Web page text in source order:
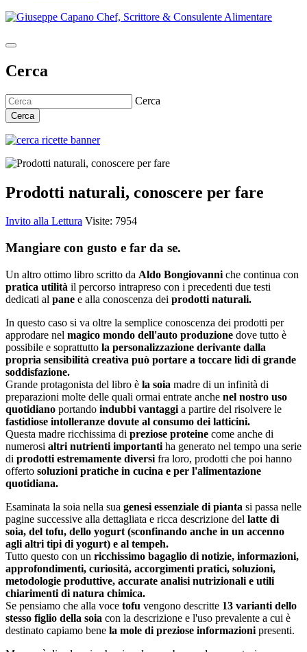
Cerca
Cerca
Cerca
Prodotti naturali, conoscere per fare
Invito alla Lettura Visite: 7954
Mangiare con gusto e far da se.
Un altro ottimo libro scritto da Aldo Bongiovanni che continua con
pratica utilità il percorso intrapreso con i precedenti due testi
dedicati al pane e alla conoscenza dei prodotti naturali.
In questo caso si va oltre la semplice conoscenza dei prodotti per
approdare nel magico mondo dell'auto produzione dove tutto è
possibile e soprattutto la personalizzazione derivante dalla
propria sensibilità creativa può portare a toccare lidi di grande
soddisfazione.
Grande protagonista del libro è la soia madre di un infinità di
preparazioni molte delle quali ormai entrate anche nel nostro uso
quotidiano portando indubbi vantaggi a partire del risolvere le
fastidiose intolleranze dovute al consumo dei latticini.
Questa madre ricchissima di preziose proteine come anche di
numerosi altri nutrienti importanti ha generato nel tempo una serie
di prodotti estremamente diversi fra loro, prodotti che poi hanno
offerto soluzioni pratiche in cucina e per l'alimentazione
quotidiana.
Esaminata la soia nella sua genesi essenziale di pianta si passa nelle
pagine successive alla dettagliata e ricca descrizione del latte di
soia, del tofu, dello yogurt (sconfinando anche in un accenno
agli altri tipi di yogurt) e al tempeh.
Tutto questo con un ricchissimo bagaglio di notizie, informazioni,
approfondimenti, curiosità, accorgimenti pratici, soluzioni,
metodologie produttive, accurate analisi nutrizionali e utili
chiarimenti di natura chimica.
Se pensiamo che alla voce tofu vengono descritte 13 varianti dello
stesso figlio della soia con la descrizione e l'uso prevalente a cui è
destinato capiamo bene la mole di preziose informazioni presenti.